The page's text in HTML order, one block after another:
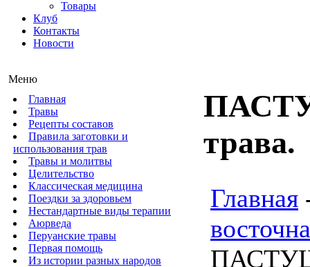
Товары
Клуб
Контакты
Новости
Меню
Главная
Травы
Рецепты составов
Правила заготовки и
использования трав
Травы и молитвы
Целительство
Классическая медицина
Поездки за здоровьем
Нестандартные виды терапии
Аюрведа
Перуанские травы
Первая помощь
Из истории разных народов
трава.
Главная